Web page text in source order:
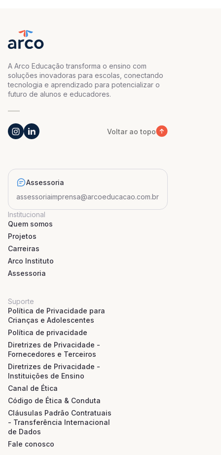
A Arco Educação transforma o ensino com
soluções inovadoras para escolas, conectando
tecnologia e aprendizado para potencializar o
futuro de alunos e educadores.
Voltar ao topo
Assessoria
assessoriaimprensa@arcoeducacao.com.br
Institucional
Quem somos
Projetos
Carreiras
Arco Instituto
Assessoria
Suporte
Política de Privacidade para
Crianças e Adolescentes
Política de privacidade
Diretrizes de Privacidade -
Fornecedores e Terceiros
Diretrizes de Privacidade -
Instituições de Ensino
Canal de Ética
Código de Ética & Conduta
Cláusulas Padrão Contratuais
- Transferência Internacional
de Dados
Fale conosco